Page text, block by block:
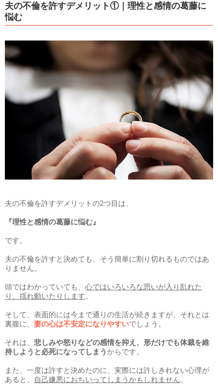
夫の不倫を許すデメリット①｜理性と感情の葛藤に
悩む
夫の不倫を許すデメリットの2つ目は、
『理性と感情の葛藤に悩む』
です。
夫の不倫を許すと決めても、そう簡単に割り切れるものではあ
りません。
頭ではわかっていても、 心ではいろいろな思いが入り乱れた
り、揺れ動いたりします。
そして、表面的には今まで通りの生活が続きますが、それとは
裏腹に、 妻の心は不安定になりやすいでしょう。
それは、 悲しみや怒りなどの感情を抑え、形だけでも体裁を維
持しようと必死になってしまう からです。
また、一度は許すと決めたのに、実際には許しきれない心理が
あると、
自己嫌悪におちいってしまうかもしれません。